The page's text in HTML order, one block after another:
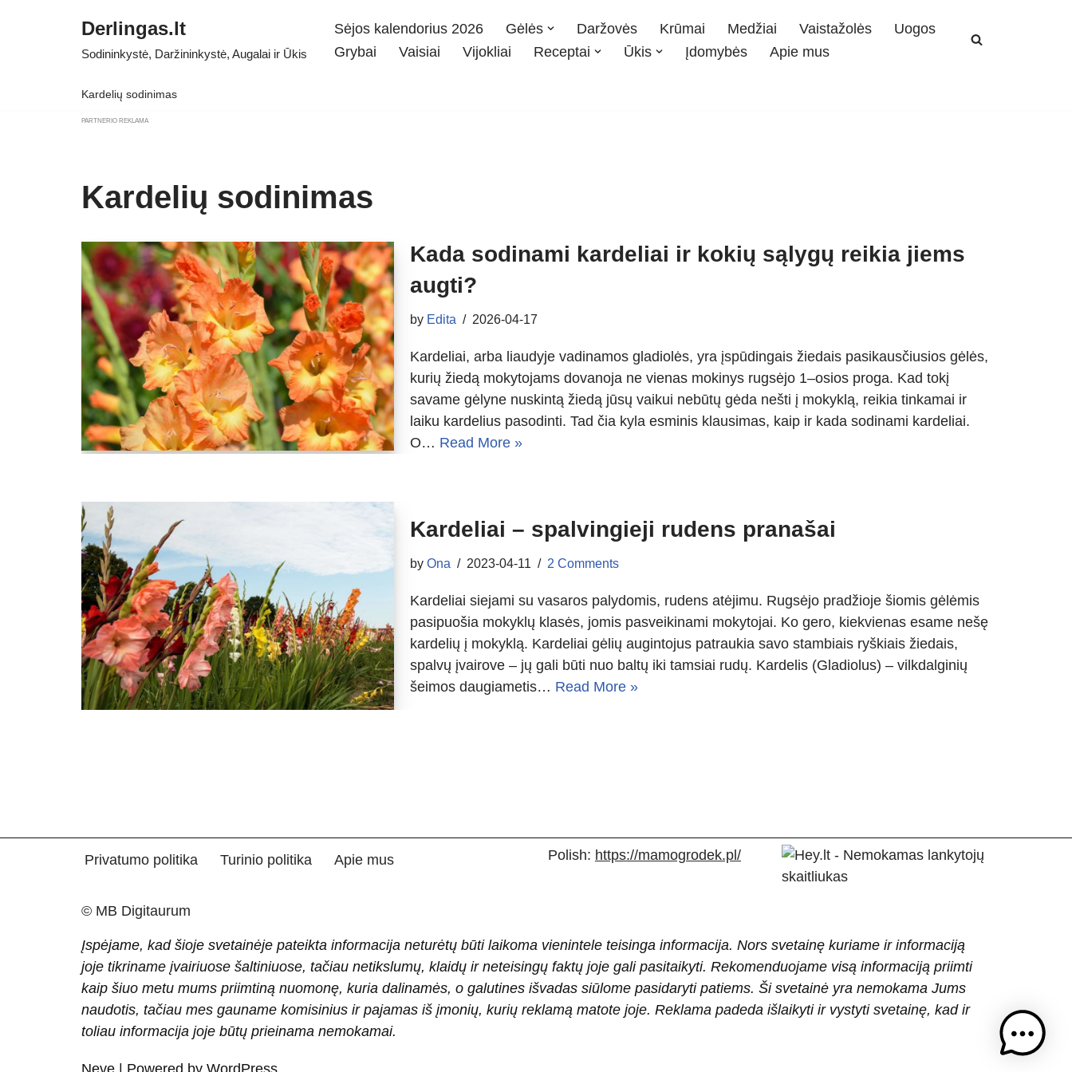
Derlingas.lt
Sodininkystė, Daržininkystė, Augalai ir Ūkis
Sėjos kalendorius 2026 Gėlės Daržovės Krūmai Medžiai Vaistažolės
Uogos
Grybai
Vaisiai Vijokliai Receptai Ūkis Įdomybės Apie mus
Kardelių sodinimas
PARTNERIO REKLAMA
Kardelių sodinimas
Kada sodinami kardeliai ir kokių sąlygų reikia jiems
augti?
by Edita 2026-04-17
Kardeliai, arba liaudyje vadinamos gladiolės, yra įspūdingais žiedais pasikausčiusios gėlės,
kurių žiedą mokytojams dovanoja ne vienas mokinys rugsėjo 1–osios proga. Kad tokį
savame gėlyne nuskintą žiedą jūsų vaikui nebūtų gėda nešti į mokyklą, reikia tinkamai ir
laiku kardelius pasodinti. Tad čia kyla esminis klausimas, kaip ir kada sodinami kardeliai.
O… Read More »
Kardeliai – spalvingieji rudens pranašai
by Ona 2023-04-11 2 Comments
Kardeliai siejami su vasaros palydomis, rudens atėjimu. Rugsėjo pradžioje šiomis gėlėmis
pasipuošia mokyklų klasės, jomis pasveikinami mokytojai. Ko gero, kiekvienas esame nešę
kardelių į mokyklą. Kardeliai gėlių augintojus patraukia savo stambiais ryškiais žiedais,
spalvų įvairove – jų gali būti nuo baltų iki tamsiai rudų. Kardelis (Gladiolus) – vilkdalginių
šeimos daugiametis… Read More »
Privatumo politika Turinio politika Apie mus Polish: https://mamogrodek.pl/
© MB Digitaurum
Įspėjame, kad šioje svetainėje pateikta informacija neturėtų būti laikoma vienintele teisinga informacija. Nors svetainę kuriame ir informaciją
joje tikriname įvairiuose šaltiniuose, tačiau netikslumų, klaidų ir neteisingų faktų joje gali pasitaikyti. Rekomenduojame visą informaciją priimti
kaip šiuo metu mums priimtiną nuomonę, kuria dalinamės, o galutines išvadas siūlome pasidaryti patiems. Ši svetainė yra nemokama Jums
naudotis, tačiau mes gauname komisinius ir pajamas iš įmonių, kurių reklamą matote joje. Reklama padeda išlaikyti ir vystyti svetainę, kad ir
toliau informacija joje būtų prieinama nemokamai.